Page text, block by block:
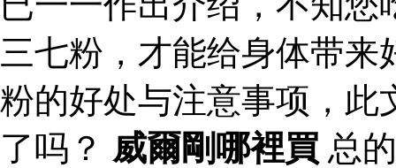
三七粉，才能给身体带
粉的好处与注意事项，此
了吗？ 威爾剛哪裡買 总